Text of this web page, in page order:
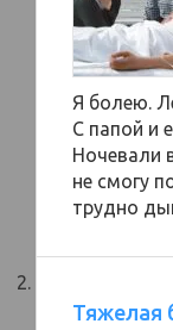
Я болею.
С папой и
Ночевали
не смогу
трудно
Тяжелая